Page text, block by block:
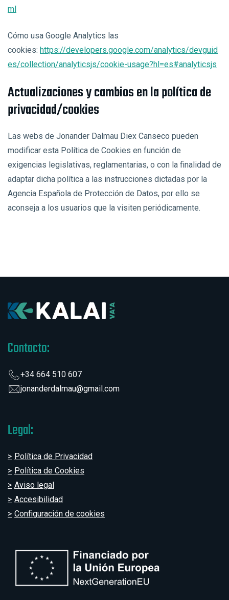
ml
Cómo usa Google Analytics las
cookies: https://developers.google.com/analytics/devguid
es/collection/analyticsjs/cookie-usage?hl=es#analyticsjs
Actualizaciones y cambios en la política de
privacidad/cookies
Las webs de Jonander Dalmau Diex Canseco pueden
modificar esta Política de Cookies en función de
exigencias legislativas, reglamentarias, o con la finalidad de
adaptar dicha política a las instrucciones dictadas por la
Agencia Española de Protección de Datos, por ello se
aconseja a los usuarios que la visiten periódicamente.
Contacto:
+34 664 510 607
jonanderdalmau@gmail.com
Legal:
Política de Privacidad
Política de Cookies
Aviso legal
Accesibilidad
Configuración de cookies